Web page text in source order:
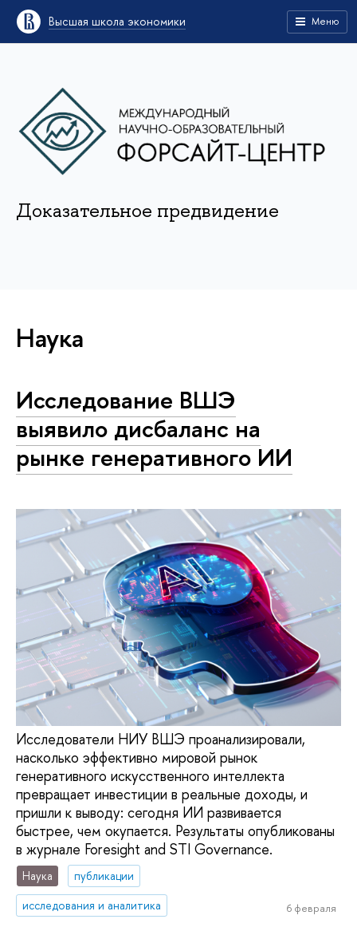
Высшая школа экономики Меню
Доказательное предвидение
Наука
Исследование ВШЭ
выявило дисбаланс на
рынке генеративного ИИ
Исследователи НИУ ВШЭ проанализировали,
насколько эффективно мировой рынок
генеративного искусственного интеллекта
превращает инвестиции в реальные доходы, и
пришли к выводу: сегодня ИИ развивается
быстрее, чем окупается. Результаты опубликованы
в журнале Foresight and STI Governance.
Наука
публикации
исследования и аналитика
6 февраля